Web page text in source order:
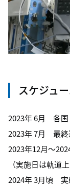
スケジュ
2023年 6月 各国
2023年 7月 最終
2023年12月～
（実施日は軌道
2024年 3月頃 実